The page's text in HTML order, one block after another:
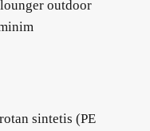
outdoor
sintetis (PE